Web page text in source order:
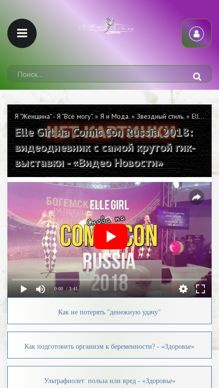
Я "Женщина" - Я "Всё могу".» Я и Мода. »Звездный стиль. » Elle Girl на Comic Con Russia 2018: видеодневник с самой крутой гик-выставки - «Видео Новости»
Elle Girl на Comic Con Russia 2018:
видеодневник с самой крутой гик-
выставки - «Видео Новости»
0:00 / 3:41
Как не потерять "денежную удачу"
Как подготовить организм к беременности? - «Здоровье»
Ультрафиолет: польза или вред - «Здоровье»